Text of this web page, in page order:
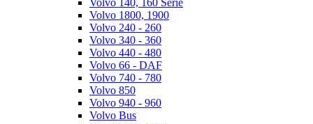
Volvo 140, 160 Serie
Volvo 1800, 1900
Volvo 240 - 260
Volvo 340 - 360
Volvo 440 - 480
Volvo 66 - DAF
Volvo 740 - 780
Volvo 850
Volvo 940 - 960
Volvo Bus